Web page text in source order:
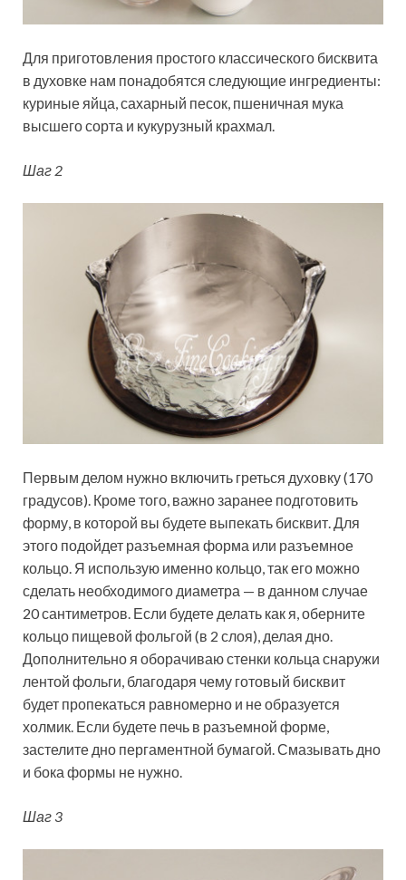
Для приготовления простого классического бисквита
в духовке нам понадобятся следующие ингредиенты:
куриные яйца, сахарный песок, пшеничная мука
высшего сорта и кукурузный крахмал.
Шаг 2
Первым делом нужно включить греться духовку (170
градусов). Кроме того, важно заранее подготовить
форму, в которой вы будете выпекать бисквит. Для
этого подойдет разъемная форма или разъемное
кольцо. Я использую именно кольцо, так его можно
сделать необходимого диаметра — в данном случае
20 сантиметров. Если будете делать как я, оберните
кольцо пищевой фольгой (в 2 слоя), делая дно.
Дополнительно я оборачиваю стенки кольца снаружи
лентой фольги, благодаря чему готовый бисквит
будет пропекаться равномерно и не образуется
холмик. Если будете печь в разъемной форме,
застелите дно пергаментной бумагой. Смазывать дно
и бока формы не нужно.
Шаг 3